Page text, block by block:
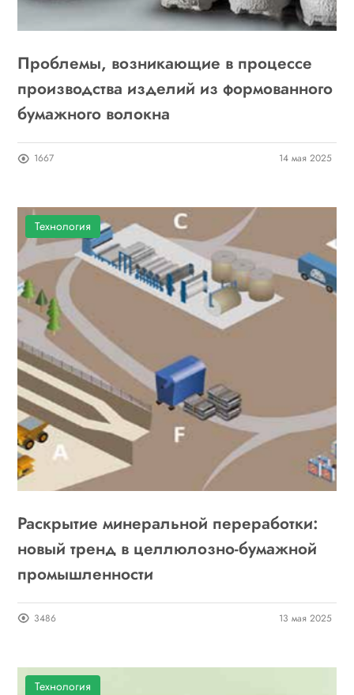
Проблемы, возникающие в процессе
производства изделий из формованного
бумажного волокна
1667 14 мая 2025
Технология
Раскрытие минеральной переработки:
новый тренд в целлюлозно-бумажной
промышленности
3486 13 мая 2025
Технология